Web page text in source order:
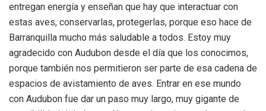
entregan energía y enseñan que hay que interactuar con
estas aves, conservarlas, protegerlas, porque eso hace de
Barranquilla mucho más saludable a todos. Estoy muy
agradecido con Audubon desde el día que los conocimos,
porque también nos permitieron ser parte de esa cadena de
espacios de avistamiento de aves. Entrar en ese mundo
con Audubon fue dar un paso muy largo, muy gigante de